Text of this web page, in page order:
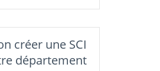
créer une SCI
département